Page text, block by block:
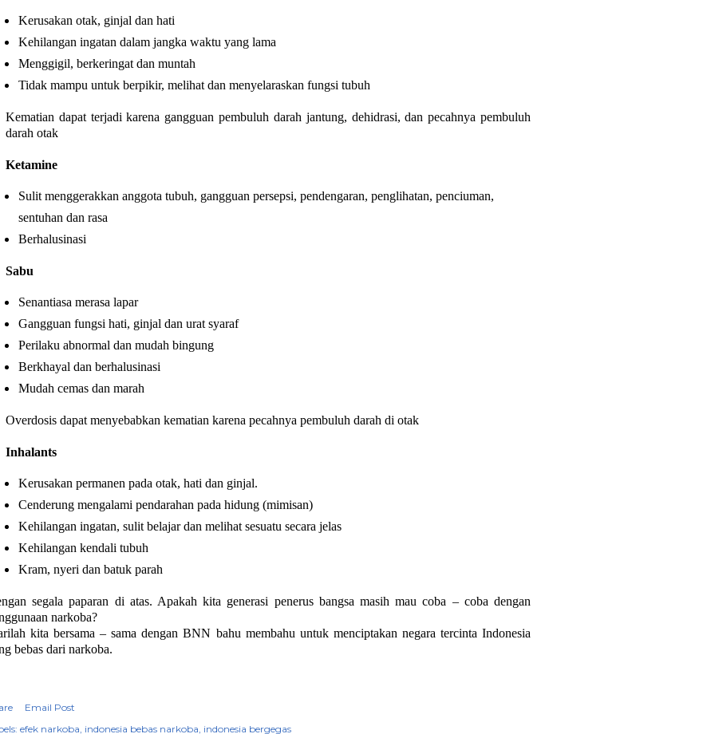
Kerusakan otak, ginjal dan hati
Kehilangan ingatan dalam jangka waktu yang lama
Menggigil, berkeringat dan muntah
Tidak mampu untuk berpikir, melihat dan menyelaraskan fungsi tubuh
Kematian dapat terjadi karena gangguan pembuluh darah jantung, dehidrasi, dan pecahnya pembuluh
darah otak
Ketamine
Sulit menggerakkan anggota tubuh, gangguan persepsi, pendengaran, penglihatan, penciuman,
sentuhan dan rasa
Berhalusinasi
Sabu
Senantiasa merasa lapar
Gangguan fungsi hati, ginjal dan urat syaraf
Perilaku abnormal dan mudah bingung
Berkhayal dan berhalusinasi
Mudah cemas dan marah
Overdosis dapat menyebabkan kematian karena pecahnya pembuluh darah di otak
Inhalants
Kerusakan permanen pada otak, hati dan ginjal.
Cenderung mengalami pendarahan pada hidung (mimisan)
Kehilangan ingatan, sulit belajar dan melihat sesuatu secara jelas
Kehilangan kendali tubuh
Kram, nyeri dan batuk parah
segala paparan di atas. Apakah kita generasi penerus bangsa masih mau coba – coba dengan
narkoba?
kita bersama – sama dengan BNN bahu membahu untuk menciptakan negara tercinta Indonesia
bebas dari narkoba.
Email Post
efek narkoba indonesia bebas narkoba indonesia bergegas